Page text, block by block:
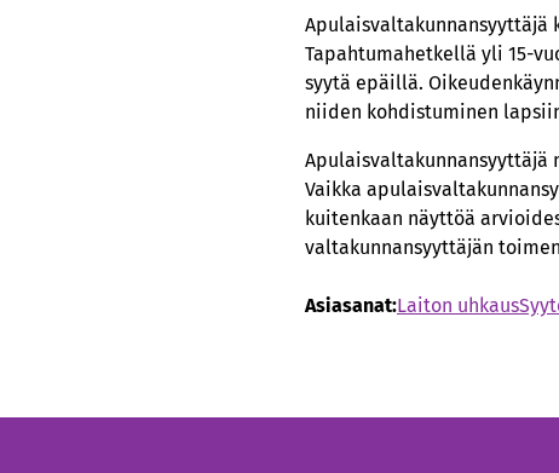
Apulaisvaltakunnansyyttäjä
Tapahtumahetkellä yli 15-
syytä epäillä.
niiden kohdistuminen
Apulaisvaltakunnansyyttäjä
Vaikka
kuitenkaan näyttöä
valtakunnansyyttäjän
Asiasanat:Laiton uhkaus